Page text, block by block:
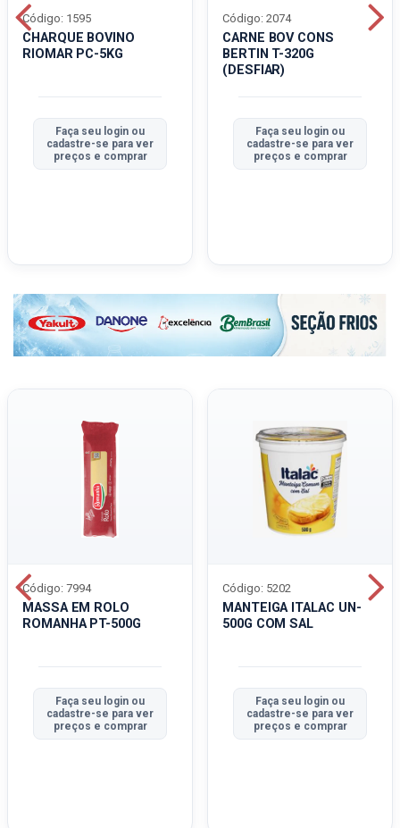
CHARQUE BOVINO
RIOMAR PC-5KG
Código: 1595
Faça seu login ou
cadastre-se para ver
preços e comprar
CARNE BOV CONS
BERTIN T-320G
(DESFIAR)
Código: 2074
Faça seu login ou
cadastre-se para ver
preços e comprar
MASSA EM ROLO
ROMANHA PT-500G
Código: 7994
Faça seu login ou
cadastre-se para ver
preços e comprar
MANTEIGA ITALAC UN-
500G COM SAL
Código: 5202
Faça seu login ou
cadastre-se para ver
preços e comprar